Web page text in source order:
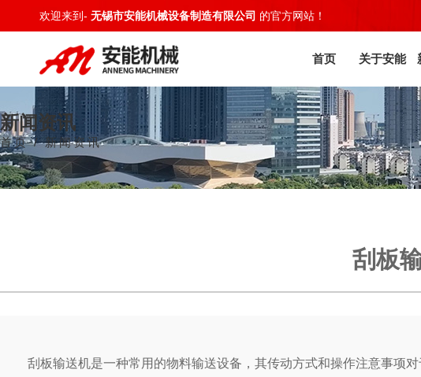
欢迎来到- 无锡市安能机械设备制造有限公司 的官方网站！
首页 关于安能
新闻资讯
首页 / 新闻资讯
刮板
刮板输送机是一种常用的物料输送设备，其传动方式和操作注意事项